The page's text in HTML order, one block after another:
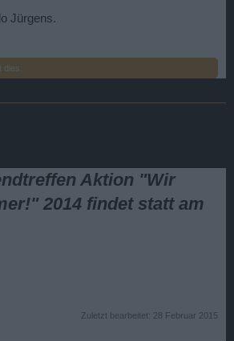
Jürgens.
dies.
Aktion "Wir
2014 findet statt am
Zuletzt bearbeitet: 28 Februar 2015